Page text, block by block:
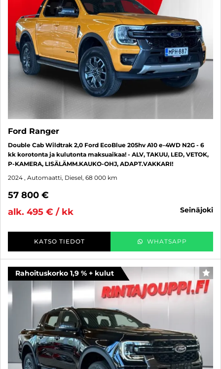
Ford Ranger
Double Cab Wildtrak 2,0 Ford EcoBlue 205hv A10 e-4WD N2G - 6
kk korotonta ja kulutonta maksuaikaa! - ALV, TAKUU, LED, VETOK,
P-KAMERA, LISÄLÄMM.KAUKO-OHJ, ADAPT.VAKKARI!
2024 , Automaatti, Diesel, 68 000 km
57 800 €
alk. 495 € / kk
seinäjoki
KATSO TIEDOT WHATSAPP
Rahoituskorko 1,9 % + kulut